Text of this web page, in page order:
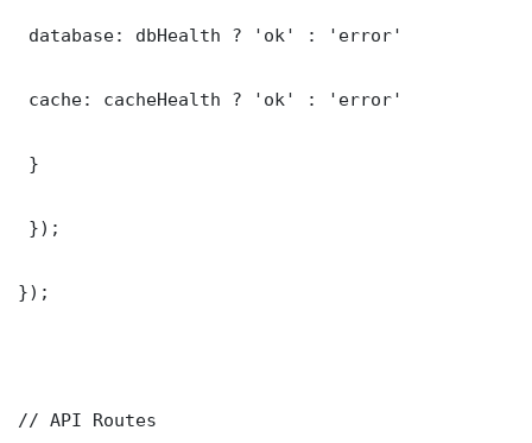
database: dbHealth ? 'ok' : 'error'
cache: cacheHealth ? 'ok' : 'error'
}
});
});
// API Routes